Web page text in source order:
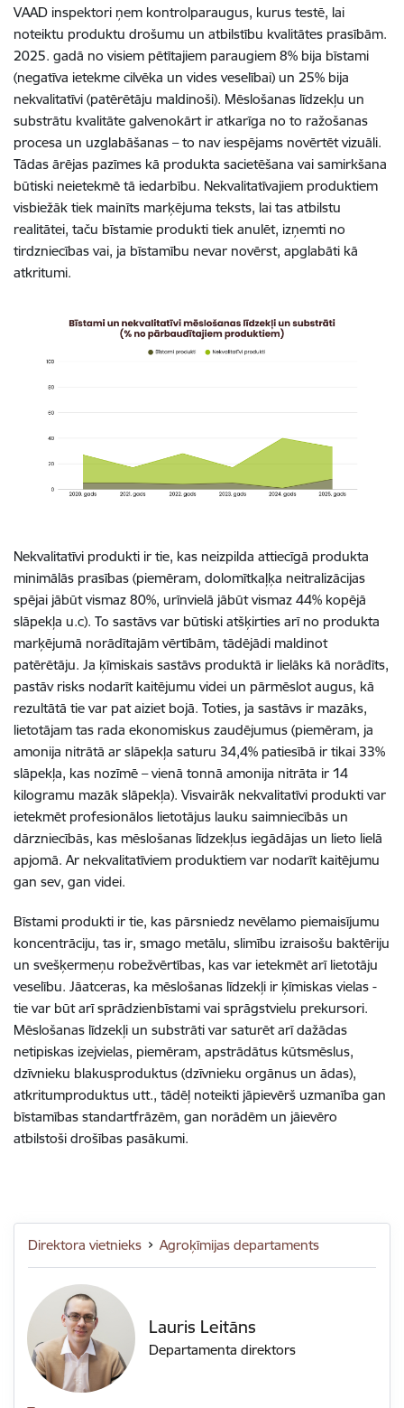
VAAD inspektori ņem kontrolparaugus, kurus testē, lai
noteiktu produktu drošumu un atbilstību kvalitātes prasībām.
2025. gadā no visiem pētītajiem paraugiem 8% bija bīstami
(negatīva ietekme cilvēka un vides veselībai) un 25% bija
nekvalitatīvi (patērētāju maldinoši). Mēslošanas līdzekļu un
substrātu kvalitāte galvenokārt ir atkarīga no to ražošanas
procesa un uzglabāšanas – to nav iespējams novērtēt vizuāli.
Tādas ārējas pazīmes kā produkta sacietēšana vai samirkšana
būtiski neietekmē tā iedarbību. Nekvalitatīvajiem produktiem
visbiežāk tiek mainīts marķējuma teksts, lai tas atbilstu
realitātei, taču bīstamie produkti tiek anulēt, izņemti no
tirdzniecības vai, ja bīstamību nevar novērst, apglabāti kā
atkritumi.
Nekvalitatīvi produkti ir tie, kas neizpilda attiecīgā produkta
minimālās prasības (piemēram, dolomītkaļķa neitralizācijas
spējai jābūt vismaz 80%, urīnvielā jābūt vismaz 44% kopējā
slāpekļa u.c). To sastāvs var būtiski atšķirties arī no produkta
marķējumā norādītajām vērtībām, tādējādi maldinot
patērētāju. Ja ķīmiskais sastāvs produktā ir lielāks kā norādīts,
pastāv risks nodarīt kaitējumu videi un pārmēslot augus, kā
rezultātā tie var pat aiziet bojā. Toties, ja sastāvs ir mazāks,
lietotājam tas rada ekonomiskus zaudējumus (piemēram, ja
amonija nitrātā ar slāpekļa saturu 34,4% patiesībā ir tikai 33%
slāpekļa, kas nozīmē – vienā tonnā amonija nitrāta ir 14
kilogramu mazāk slāpekļa). Visvairāk nekvalitatīvi produkti var
ietekmētprofesionālos lietotājus lauku saimniecībās un
dārzniecībās, kas mēslošanas līdzekļus iegādājas un lieto lielā
apjomā. Ar nekvalitatīviem produktiem var nodarīt kaitējumu
gan sev, gan videi.
Bīstami produkti ir tie, kas pārsniedz nevēlamo piemaisījumu
koncentrāciju, tas ir, smago metālu, slimību izraisošu baktēriju
un svešķermeņu robežvērtības, kas var ietekmēt arī lietotāju
veselību. Jāatceras, ka mēslošanas līdzekļi ir ķīmiskas vielas -
tie var būtarīsprādzienbīstami vai sprāgstvielu prekursori.
Mēslošanas līdzekļi un substrāti var saturēt arī dažādas
netipiskas izejvielas, piemēram, apstrādātus kūtsmēslus,
dzīvnieku blakusproduktus (dzīvnieku orgānus un ādas),
atkritumproduktus utt., tādēļ noteikti jāpievērš uzmanība gan
bīstamības standartfrāzēm, gan norādēm un jāievēro
atbilstoši drošības pasākumi.
Direktora vietnieks Agroķīmijas departaments
Lauris Leitāns
Departamenta direktors